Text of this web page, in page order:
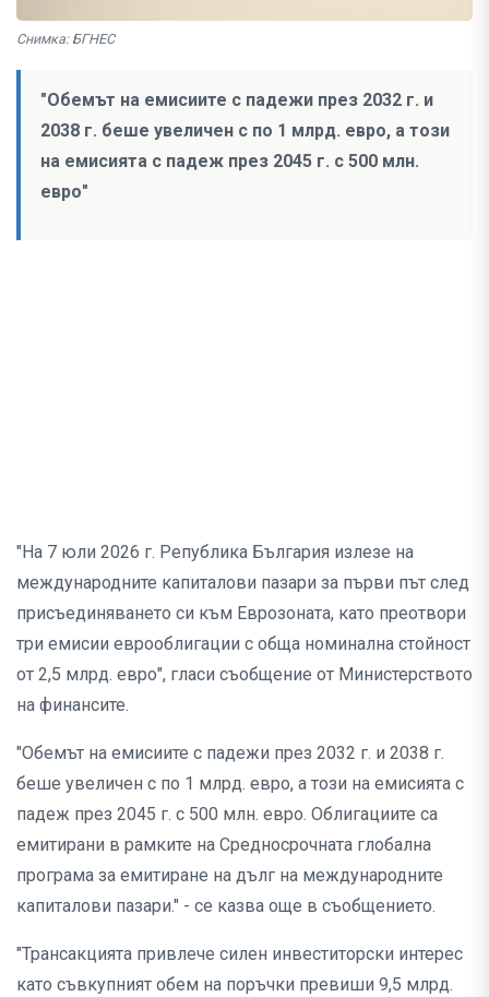
Снимка: БГНЕС
"Обемът на емисиите с падежи през 2032 г. и
2038 г. беше увеличен с по 1 млрд. евро, а този
на емисията с падеж през 2045 г. с 500 млн.
евро"
"На 7 юли 2026 г. Република България излезе на
международните капиталови пазари за първи път след
присъединяването си към Еврозоната, като преотвори
три емисии еврооблигации с обща номинална стойност
от 2,5 млрд. евро", гласи съобщение от Министерството
на финансите.
"Обемът на емисиите с падежи през 2032 г. и 2038 г.
беше увеличен с по 1 млрд. евро, а този на емисията с
падеж през 2045 г. с 500 млн. евро. Облигациите са
емитирани в рамките на Средносрочната глобална
програма за емитиране на дълг на международните
капиталови пазари." - се казва още в съобщението.
"Трансакцията привлече силен инвеститорски интерес
като съвкупният обем на поръчки превиши 9,5 млрд.